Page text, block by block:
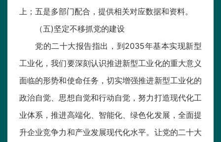
上；五是多部门配合，提供相关对应数据和资料。
（五)坚定不移抓党的建设
党的二十大报告指出，到2035年基本实现新型
工业化，我们要深刻认识推进新型工业化的重大意义
面临的形势和使命任务，切实增强推进新型工业化的
政治自觉、思想自觉和行动自觉，努力打造现代化工
业体系，推进高端化、智能化、绿色化发展，全面提
升企业竞争力和产业发展现代化水平。让党的二十大